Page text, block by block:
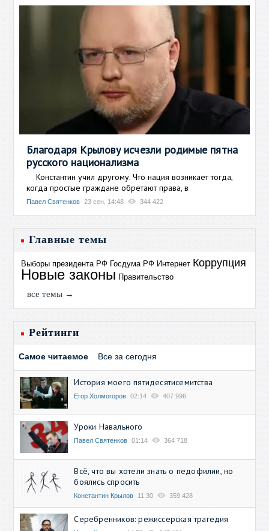
Благодаря Крылову исчезли родимые пятна
русского национализма
Константин учил другому. Что нация возникает тогда,
когда простые граждане обретают права, в
Павел Святенков 23 сен, 14:48 344 422
Главные темы
Выборы президента РФ Госдума РФ Интернет Коррупция
Новые законы Правительство
все темы →
Рейтинги
Самое читаемое Все за сегодня
История моего пятидесятисемитства
Егор Холмогоров 02:14 407 996
Уроки Навального
Павел Святенков 01:14 364 718
Всё, что вы хотели знать о педофилии, но
боялись спросить
Константин Крылов 11:30 359 428
Серебренников: режиссерская трагедия